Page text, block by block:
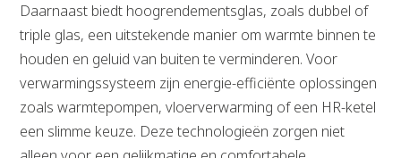
Daarnaast biedt hoogrendementsglas, zoals dubbel of
triple glas, een uitstekende manier om warmte binnen te
houden en geluid van buiten te verminderen. Voor
verwarmingssysteem zijn energie-efficiënte oplossingen
zoals warmtepompen, vloerverwarming of een HR-ketel
een slimme keuze. Deze technologieën zorgen niet